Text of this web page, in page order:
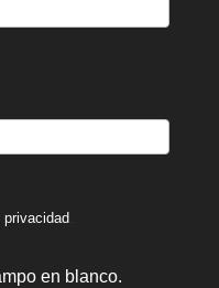
.
en blanco.